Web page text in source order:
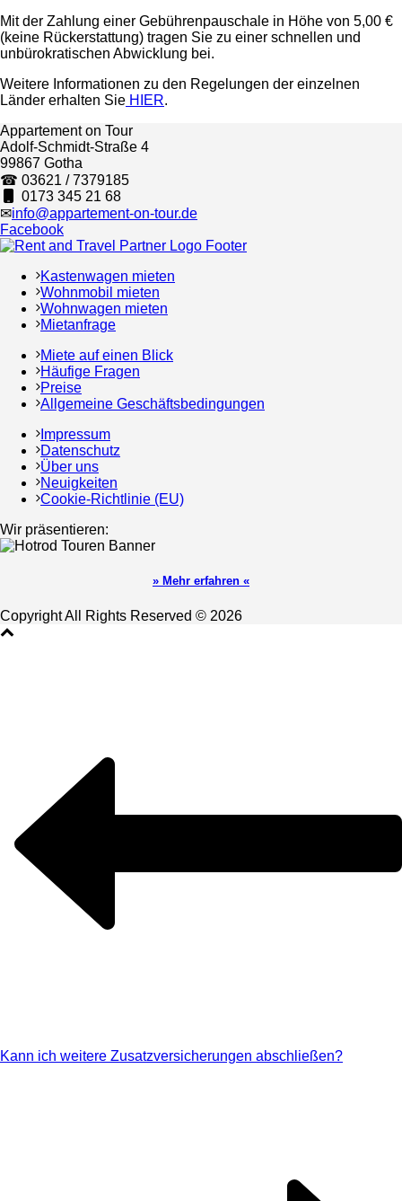
Mit der Zahlung einer Gebührenpauschale in Höhe von 5,00 €
(keine Rückerstattung) tragen Sie zu einer schnellen und
unbürokratischen Abwicklung bei.
Weitere Informationen zu den Regelungen der einzelnen
Länder erhalten Sie HIER.
Appartement on Tour
Adolf-Schmidt-Straße 4
99867 Gotha
☎ 03621 / 7379185
0173 345 21 68
✉info@appartement-on-tour.de
Facebook
Kastenwagen mieten
Wohnmobil mieten
Wohnwagen mieten
Mietanfrage
Miete auf einen Blick
Häufige Fragen
Preise
Allgemeine Geschäftsbedingungen
Impressum
Datenschutz
Über uns
Neuigkeiten
Cookie-Richtlinie (EU)
Wir präsentieren:
» Mehr erfahren «
Copyright All Rights Reserved © 2026
Kann ich weitere Zusatzversicherungen abschließen?